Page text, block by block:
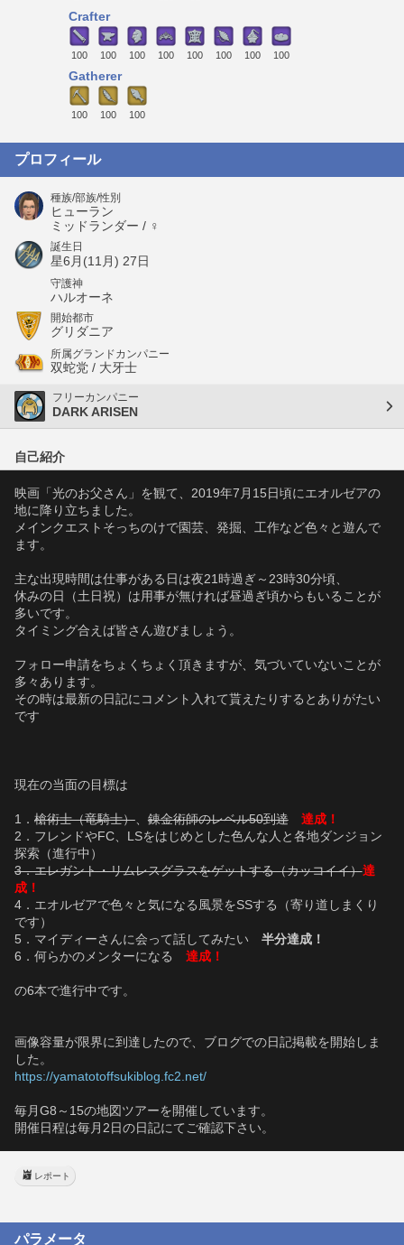
Crafter
100 100 100 100 100 100 100 100
Gatherer
100 100 100
プロフィール
種族/部族/性別
ヒューラン
ミッドランダー / ♀
誕生日
星6月(11月) 27日
守護神
ハルオーネ
開始都市
グリダニア
所属グランドカンパニー
双蛇党 / 大牙士
フリーカンパニー
DARK ARISEN
自己紹介
映画「光のお父さん」を観て、2019年7月15日頃にエオルゼアの
地に降り立ちました。
メインクエストそっちのけで園芸、発掘、工作など色々と遊んで
ます。
主な出現時間は仕事がある日は夜21時過ぎ～23時30分頃、
休みの日（土日祝）は用事が無ければ昼過ぎ頃からもいることが
多いです。
タイミング合えば皆さん遊びましょう。
フォロー申請をちょくちょく頂きますが、気づいていないことが
多々あります。
その時は最新の日記にコメント入れて貰えたりするとありがたい
です
現在の当面の目標は
1． 槍術士（竜騎士）、 錬金術師のレベル50到達
達成！
2．フレンドやFC、LSをはじめとした色んな人と各地ダンジョン
探索（進行中）
3．エレガント・リムレスグラスをゲットする（カッコイイ）達
成！
4．エオルゼアで色々と気になる風景をSSする（寄り道しまくり
です）
5．マイディーさんに会って話してみたい 半分達成！
6．何らかのメンターになる 達成！
の6本で進行中です。
画像容量が限界に到達したので、ブログでの日記掲載を開始しま
した。
https://yamatotoffsukiblog.fc2.net/
毎月G8～15の地図ツアーを開催しています。
開催日程は毎月2日の日記にてご確認下さい。
レポート
パラメータ